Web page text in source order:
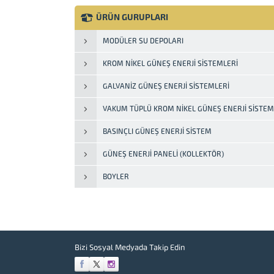
yüksek tonajlı presler makineların 150°C
yapılmaktadır. Kullanılan...
ÜRÜN GURUPLARI
MODÜLER SU DEPOLARI
KROM NIKEL GÜNEŞ ENERJI SISTEMLERI
GALVANIZ GÜNEŞ ENERJI SISTEMLERI
VAKUM TÜPLÜ KROM NIKEL GÜNEŞ ENERJI SISTEM
BASINÇLI GÜNEŞ ENERJI SISTEM
GÜNEŞ ENERJI PANELI (KOLLEKTÖR)
BOYLER
Bizi Sosyal Medyada Takip Edin